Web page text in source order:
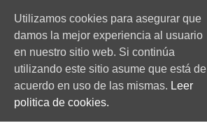
Utilizamos cookies para asegurar que
damos la mejor experiencia al usuario
en nuestro sitio web. Si continúa
utilizando este sitio asume que está de
acuerdo en uso de las mismas. Leer
politica de cookies.